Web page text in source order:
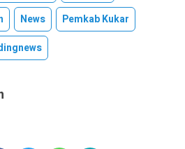
News
Pemkab Kukar